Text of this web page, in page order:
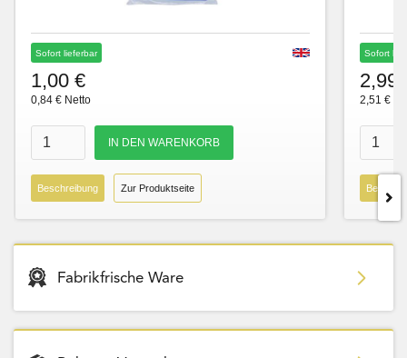
Sofort lieferbar
1,00 €
0,84 € Netto
Beschreibung Zur Produktseite
Sofort
2,99
2,51 €
Fabrikfrische Ware